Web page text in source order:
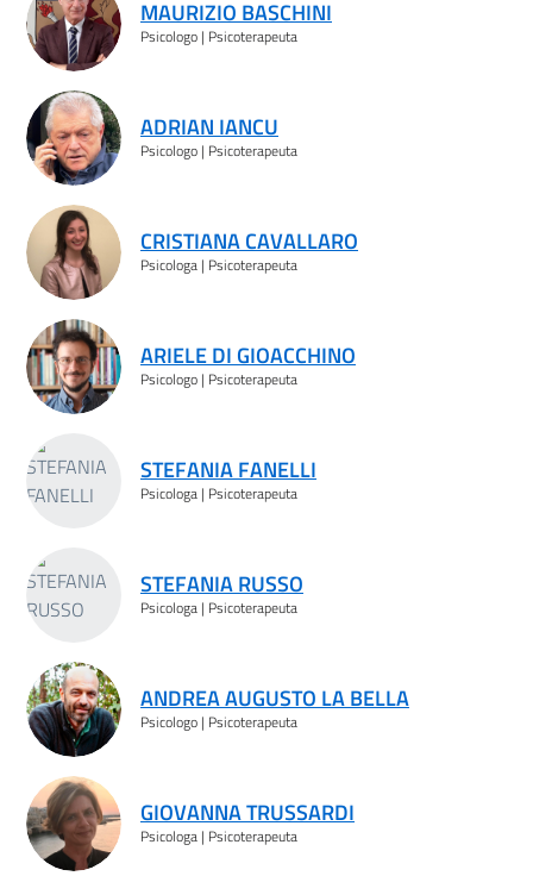
MAURIZIO BASCHINI
Psicologo | Psicoterapeuta
ADRIAN IANCU
Psicologo | Psicoterapeuta
CRISTIANA CAVALLARO
Psicologa | Psicoterapeuta
ARIELE DI GIOACCHINO
Psicologo | Psicoterapeuta
STEFANIA FANELLI
Psicologa | Psicoterapeuta
STEFANIA RUSSO
Psicologa | Psicoterapeuta
ANDREA AUGUSTO LA BELLA
Psicologo | Psicoterapeuta
GIOVANNA TRUSSARDI
Psicologa | Psicoterapeuta